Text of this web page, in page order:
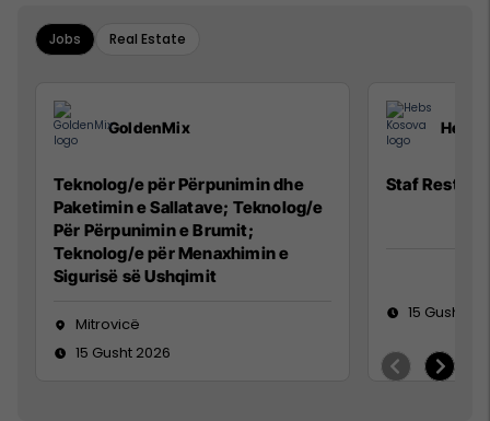
Jobs Real Estate
GoldenMix
Teknolog/e për Përpunimin dhe
Paketimin e Sallatave; Teknolog/e
Për Përpunimin e Brumit;
Teknolog/e për Menaxhimin e
Sigurisë së Ushqimit
Mitrovicë
15 Gusht 2026
Hebs
Staf
15 Gusht